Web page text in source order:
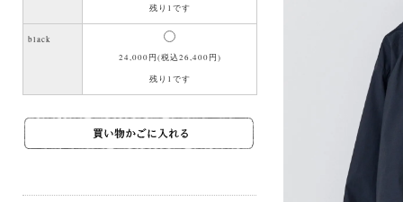
残り1です
black
24,000円(税込26,400円)
残り1です